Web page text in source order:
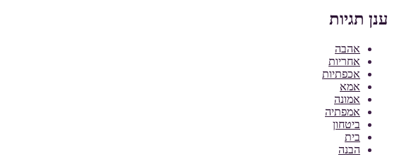
ענן תגיות
אהבה
אחריות
אכפתיות
אמא
אמונה
אמפתיה
ביטחון
בית
הבנה